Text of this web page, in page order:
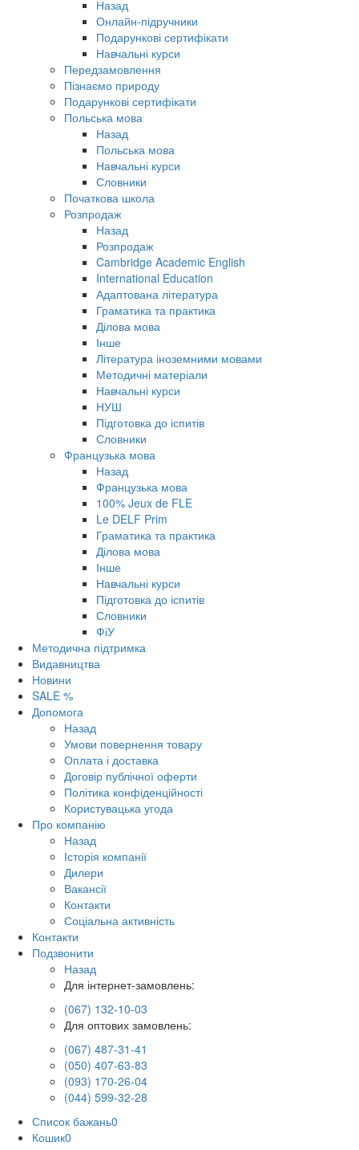
Назад
Онлайн-підручники
Подарункові сертифікати
Навчальні курси
Передзамовлення
Пізнаємо природу
Подарункові сертифікати
Польська мова
Назад
Польська мова
Навчальні курси
Словники
Початкова школа
Розпродаж
Назад
Розпродаж
Cambridge Academic English
International Education
Адаптована література
Граматика та практика
Ділова мова
Інше
Література іноземними мовами
Методичні матеріали
Навчальні курси
НУШ
Підготовка до іспитів
Словники
Французька мова
Назад
Французька мова
100% Jeux de FLE
Le DELF Prim
Граматика та практика
Ділова мова
Інше
Навчальні курси
Підготовка до іспитів
Словники
ФіУ
Методична підтримка
Видавництва
Новини
SALE %
Допомога
Назад
Умови повернення товару
Оплата і доставка
Договір публічної оферти
Політика конфіденційності
Користувацька угода
Про компанію
Назад
Історія компанії
Дилери
Вакансії
Контакти
Соціальна активність
Контакти
Подзвонити
Назад
Для інтернет-замовлень:
(067) 132-10-03
Для оптових замовлень:
(067) 487-31-41
(050) 407-63-83
(093) 170-26-04
(044) 599-32-28
Список бажань0
Кошик0